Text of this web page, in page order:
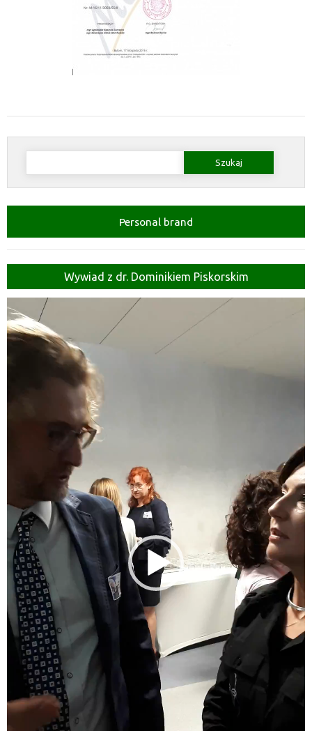
Szukaj:
Personal brand
Wywiad z dr. Dominikiem Piskorskim
Odtwarzacz
video